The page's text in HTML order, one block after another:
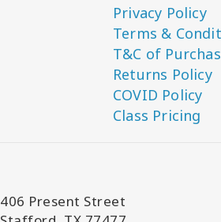
Privacy Policy
Terms &
T&C of
Returns Policy
COVID Policy
Class Pricing
406 Present Street